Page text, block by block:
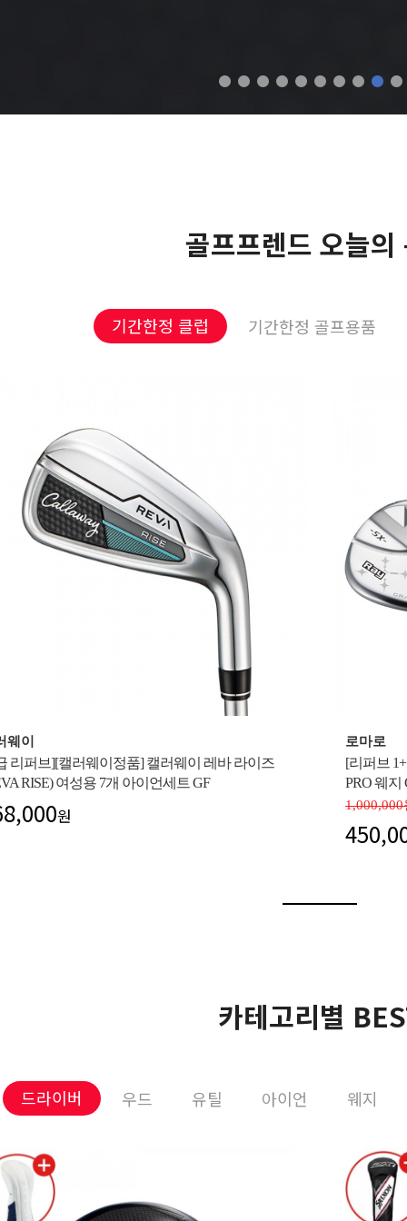
골프프렌드 오늘의
기간한정 클럽 기간한정 골프용품
웨이
리퍼브][캘러웨이정품] 캘러웨이 레바 라이즈
RISE) 여성용 7개 아이언세트 GF
원
로마로
[리퍼브
PRO 웨지
1,000,000
카테고리별
드라이버 우드 유틸 아이언 웨지